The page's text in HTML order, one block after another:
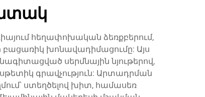
հեղափոխական ձեռքբերում,
բացառիկ խոնավադիմացումը: Այս
սերմնային նյութերով,
գրավչություն: Արտադրման
ստեղծելով խիտ, համասեռ